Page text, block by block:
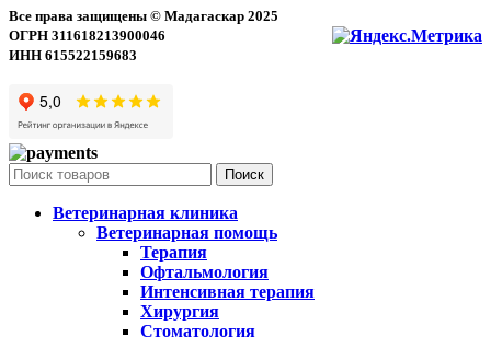
Все права защищены © Мадагаскар 2025
ОГРН 311618213900046
ИНН 615522159683
Поиск
Ветеринарная клиника
Ветеринарная помощь
Терапия
Офтальмология
Интенсивная терапия
Хирургия
Стоматология